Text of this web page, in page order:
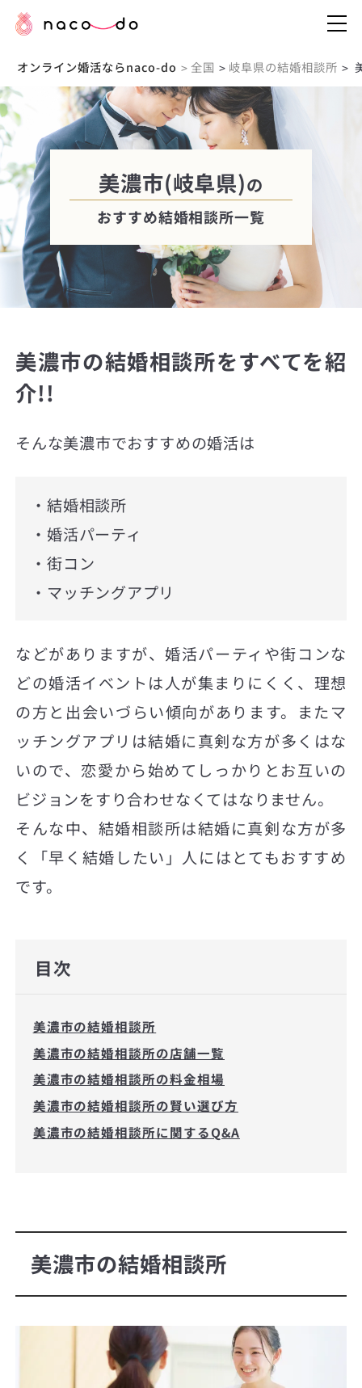
オンライン婚活ならnaco-do > 全国 > 岐阜県の結婚相談所 >
美濃市(岐阜県)の
おすすめ結婚相談所一覧
美濃市の結婚相談所をすべてを紹
介!!
そんな美濃市でおすすめの婚活は
・結婚相談所
・婚活パーティ
・街コン
・マッチングアプリ
などがありますが、婚活パーティや街コンな
どの婚活イベントは人が集まりにくく、理想
の方と出会いづらい傾向があります。またマ
ッチングアプリは結婚に真剣な方が多くはな
いので、恋愛から始めてしっかりとお互いの
ビジョンをすり合わせなくてはなりません。
そんな中、結婚相談所は結婚に真剣な方が多
く「早く結婚したい」人にはとてもおすすめ
です。
目次
美濃市の結婚相談所
美濃市の結婚相談所の店舗一覧
美濃市の結婚相談所の料金相場
美濃市の結婚相談所の賢い選び方
美濃市の結婚相談所に関するQ&A
美濃市の結婚相談所